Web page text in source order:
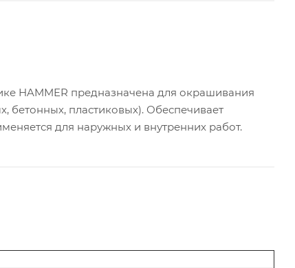
HAMMER предназначена для окрашивания
бетонных, пластиковых). Обеспечивает
для наружных и внутренних работ.